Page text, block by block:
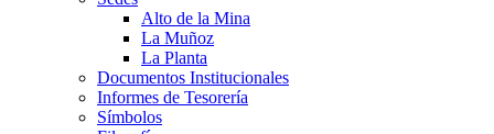
Alto de la Mina
La Muñoz
La Planta
Documentos Institucionales
Informes de Tesorería
Símbolos